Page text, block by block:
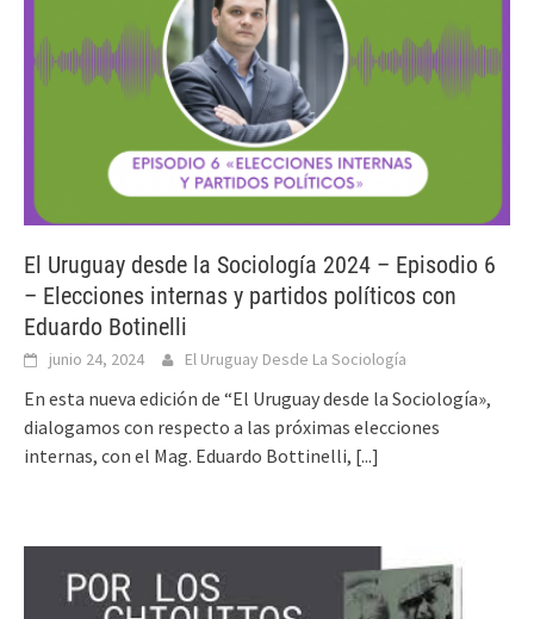
El Uruguay desde la Sociología 2024 – Episodio 6
– Elecciones internas y partidos políticos con
Eduardo Botinelli
junio 24, 2024 El Uruguay Desde La Sociología
En esta nueva edición de “El Uruguay desde la Sociología»,
dialogamos con respecto a las próximas elecciones
internas, con el Mag. Eduardo Bottinelli, [...]